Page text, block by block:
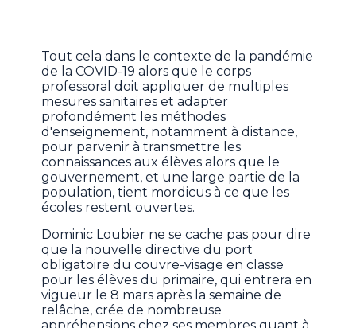
Tout cela dans le contexte de la pandémie
de la COVID-19 alors que le corps
professoral doit appliquer de multiples
mesures sanitaires et adapter
profondément les méthodes
d'enseignement, notamment à distance,
pour parvenir à transmettre les
connaissances aux élèves alors que le
gouvernement, et une large partie de la
population, tient mordicus à ce que les
écoles restent ouvertes.
Dominic Loubier ne se cache pas pour dire
que la nouvelle directive du port
obligatoire du couvre-visage en classe
pour les élèves du primaire, qui entrera en
vigueur le 8 mars après la semaine de
relâche, crée de nombreuse